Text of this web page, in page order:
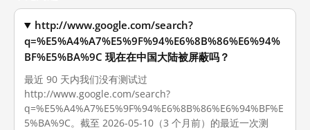
http://www.google.com/search?
q=%E5%A4%A7%E5%9F%94%E6%8B%86%E6%94%
BF%E5%BA%9C 现在在中国大陆被屏蔽吗？
最近 90 天内我们没有测试过
http://www.google.com/search?
q=%E5%A4%A7%E5%9F%94%E6%8B%86%E6%94%BF%E
5%BA%9C。截至 2026-05-10（3 个月前）的最近一次测